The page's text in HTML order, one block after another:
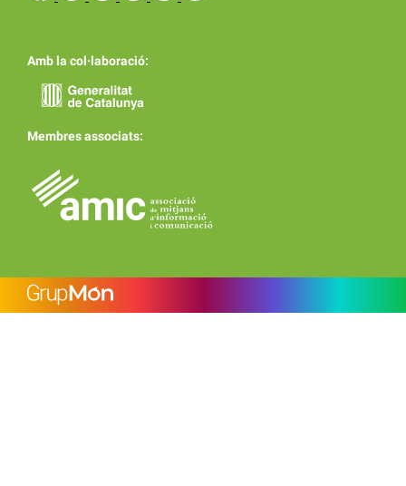
Amb la col·laboració:
Membres associats: